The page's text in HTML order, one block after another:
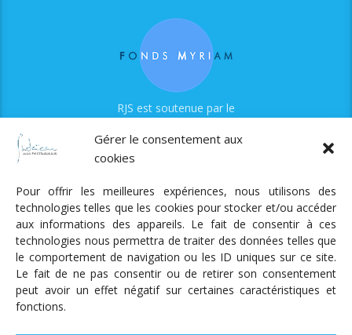
Gérer le consentement aux
cookies
Pour offrir les meilleures expériences, nous utilisons des
technologies telles que les cookies pour stocker et/ou accéder
aux informations des appareils. Le fait de consentir à ces
technologies nous permettra de traiter des données telles que
le comportement de navigation ou les ID uniques sur ce site.
Le fait de ne pas consentir ou de retirer son consentement
peut avoir un effet négatif sur certaines caractéristiques et
fonctions.
RJS est soutenue par le
Radio Judaica Strasbourg
Tous droits réservés
RADIO JUDAÏCA
ÉMISSIONS ET GRILLE DES PROGRAMMES
PODCASTS
UN DON
ADHÉRER MENTIONS LÉGALES RÉAL.